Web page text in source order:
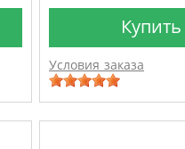
Купить
Условия заказа